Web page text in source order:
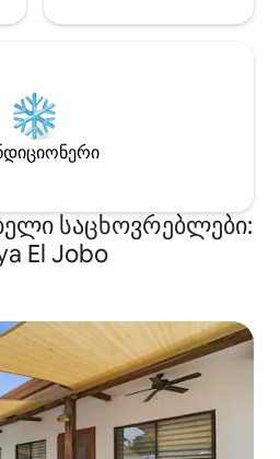
საცხოვრებლები:
El Jobo
ვარიანტი